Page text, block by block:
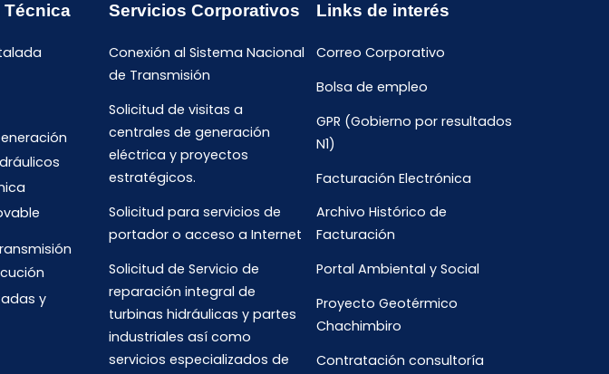
Técnica
y
Servicios Corporativos
Conexión al Sistema Nacional
de Transmisión
Solicitud de visitas a
centrales de generación
eléctrica y proyectos
estratégicos.
Solicitud para servicios de
portador o acceso a Internet
Solicitud de Servicio de
reparación integral de
turbinas hidráulicas y partes
industriales así como
servicios especializados de
Links de interés
Correo Corporativo
Bolsa de empleo
GPR (Gobierno por resultados
N1)
Facturación Electrónica
Archivo Histórico de
Facturación
Portal Ambiental y Social
Proyecto Geotérmico
Chachimbiro
Contratación consultoría